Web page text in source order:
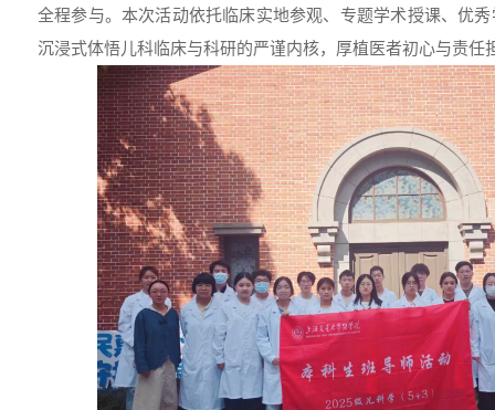
全程参与。本次活动依托临床实地参观、专题学术授课、优
沉浸式体悟儿科临床与科研的严谨内核，厚植医者初心与责任